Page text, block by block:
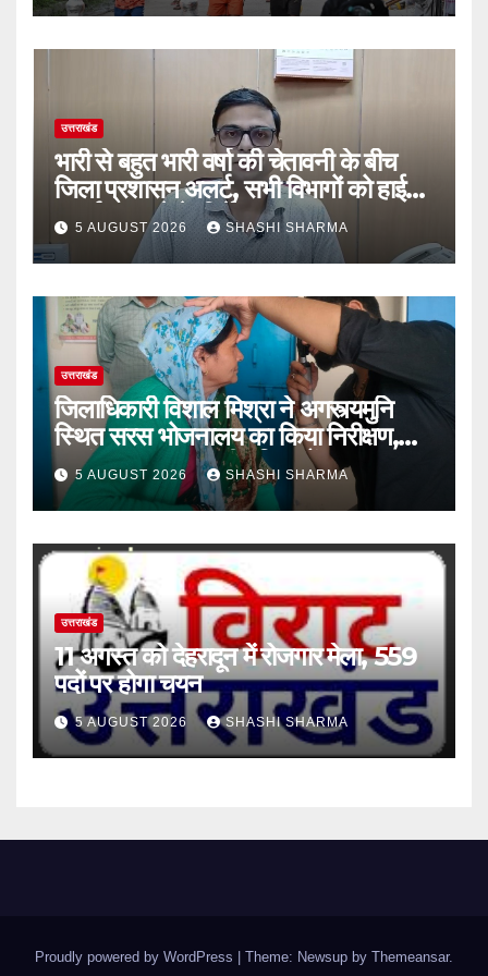
उत्तराखंड
भारी से बहुत भारी वर्षा की चेतावनी के बीच
जिला प्रशासन अलर्ट, सभी विभागों को हाई
अलर्ट पर रहने के निर्देश
5 AUGUST 2026 SHASHI SHARMA
उत्तराखंड
जिलाधिकारी विशाल मिश्रा ने अगस्त्यमुनि
स्थित सरस भोजनालय का किया निरीक्षण,
स्वयं सहायता समूह की महिलाओं का बढ़ाया
उत्साह
5 AUGUST 2026 SHASHI SHARMA
उत्तराखंड
11 अगस्त को देहरादून में रोजगार मेला, 559
पदों पर होगा चयन
5 AUGUST 2026 SHASHI SHARMA
Proudly powered by WordPress | Theme: Newsup by Themeansar.